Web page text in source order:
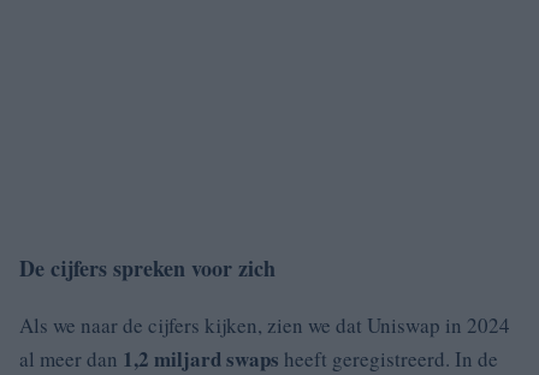
De cijfers spreken voor zich
Als we naar de cijfers kijken, zien we dat Uniswap in 2024
al meer dan 1,2 miljard swaps heeft geregistreerd. In de